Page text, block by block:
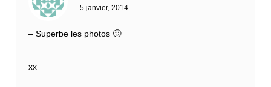
5 janvier, 2014
– Superbe les photos 🙂
xx